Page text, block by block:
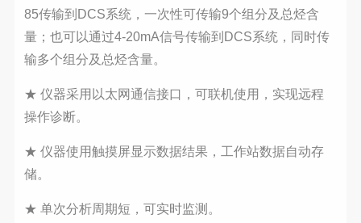
85传输到DCS系统，一次性可传输9个组分及总烃含
量；也可以通过4-20mA信号传输到DCS系统，同时传
输多个组分及总烃含量。
★ 仪器采用以太网通信接口，可联机使用，实现远程
操作诊断。
★ 仪器使用触摸屏显示数据结果，工作站数据自动存
储。
★ 单次分析周期短，可实时监测。